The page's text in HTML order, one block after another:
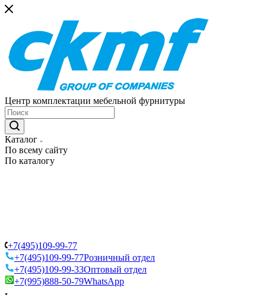
Центр комплектации мебельной фурнитуры
Каталог
По всему сайту
По каталогу
+7(495)109-99-77
+7(495)109-99-77Розничный отдел
+7(495)109-99-33Оптовый отдел
+7(995)888-50-79WhatsApp